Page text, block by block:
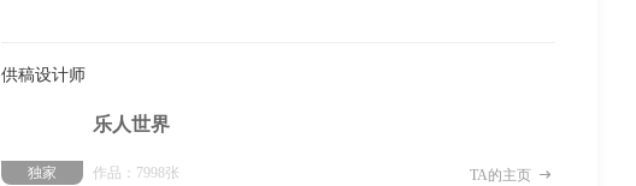
供稿设计师
独家
乐人世界
作品：7998张 TA的主页 